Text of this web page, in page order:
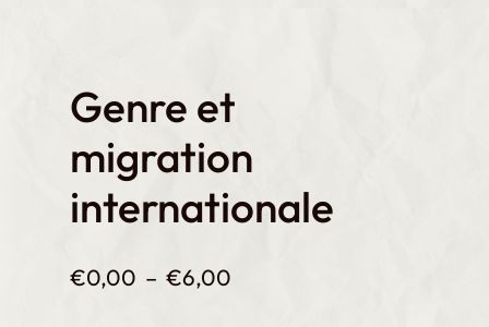
Genre et
migration
internationale
€0,00 – €6,00